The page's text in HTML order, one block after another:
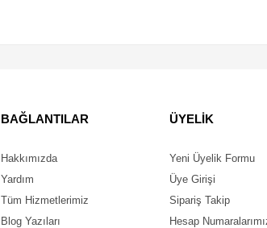
BAĞLANTILAR
Hakkımızda
Yardım
Tüm Hizmetlerimiz
Blog Yazıları
ÜYELİK
Yeni Üyelik Formu
Üye Girişi
Sipariş Takip
Hesap